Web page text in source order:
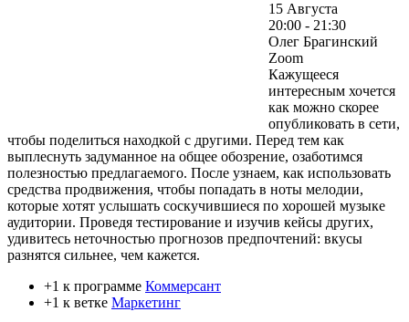
15 Августа
20:00 - 21:30
Олег Брагинский
Zoom
Кажущееся
интересным хочется
как можно скорее
опубликовать в сети,
чтобы поделиться находкой с другими. Перед тем как
выплеснуть задуманное на общее обозрение, озаботимся
полезностью предлагаемого. После узнаем, как использовать
средства продвижения, чтобы попадать в ноты мелодии,
которые хотят услышать соскучившиеся по хорошей музыке
аудитории. Проведя тестирование и изучив кейсы других,
удивитесь неточностью прогнозов предпочтений: вкусы
разнятся сильнее, чем кажется.
+1 к программе Коммерсант
+1 к ветке Маркетинг